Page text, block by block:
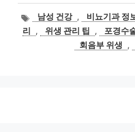
태남성 건강 , 비뇨기과 정
리
, 위생 관리 팁 , 포경수
회음부 위생
,